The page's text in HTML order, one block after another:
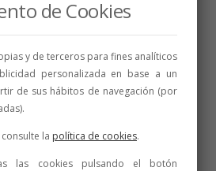
de Cookies
y de terceros para fines analíticos
personalizada en base a un
de sus hábitos de navegación (por
la política de cookies.
las cookies pulsando el botón